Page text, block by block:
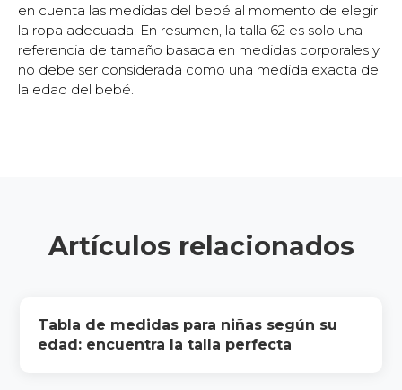
en cuenta las medidas del bebé al momento de elegir
la ropa adecuada. En resumen, la talla 62 es solo una
referencia de tamaño basada en medidas corporales y
no debe ser considerada como una medida exacta de
la edad del bebé.
Artículos relacionados
Tabla de medidas para niñas según su
edad: encuentra la talla perfecta